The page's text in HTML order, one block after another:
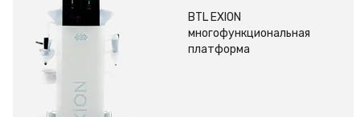
BTL EXION
многофункциональная
платформа